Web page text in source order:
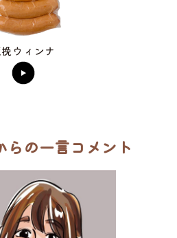
ウィンナ
らの一言コメント